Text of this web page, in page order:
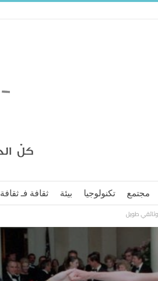
مجتمع تكنولوجيا بيئة ثقافة فـ ثقافة
وثائقي طويل